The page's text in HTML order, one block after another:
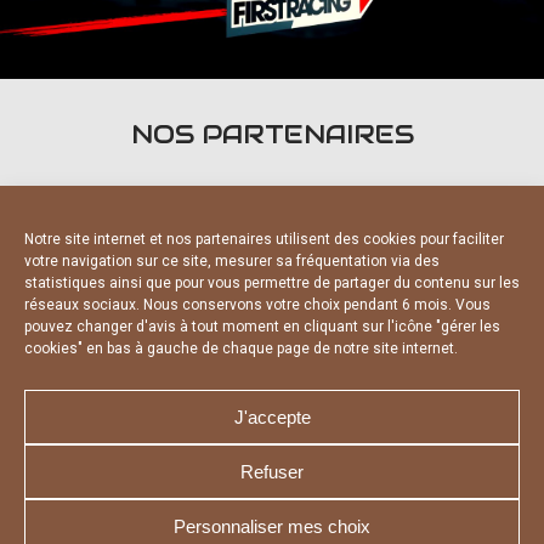
Notre site internet et nos partenaires utilisent des cookies pour faciliter
votre navigation sur ce site, mesurer sa fréquentation via des
statistiques ainsi que pour vous permettre de partager du contenu sur les
réseaux sociaux. Nous conservons votre choix pendant 6 mois. Vous
pouvez changer d'avis à tout moment en cliquant sur l'icône "gérer les
cookies" en bas à gauche de chaque page de notre site internet.
J'accepte
Refuser
Personnaliser mes choix
NOS PARTENAIRES
PARTENAIRES OFFICIELS
NOUS CONTACTER
MENTIONS LÉGALES
CHARTE DE CONFIDENTIALITÉ
DÉCLARATION DE CONFIDENTIALITÉ